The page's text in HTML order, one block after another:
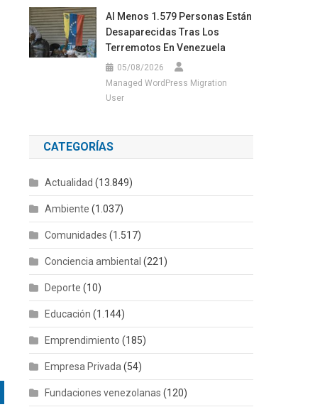
Al Menos 1.579 Personas Están
Desaparecidas Tras Los
Terremotos En Venezuela
05/08/2026
Managed WordPress Migration
User
CATEGORÍAS
Actualidad (13.849)
Ambiente (1.037)
Comunidades (1.517)
Conciencia ambiental (221)
Deporte (10)
Educación (1.144)
Emprendimiento (185)
Empresa Privada (54)
Fundaciones venezolanas (120)